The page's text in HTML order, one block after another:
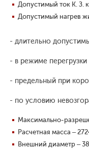
Допустимый ток К. З.
Допустимый нагрев
- длительно
- в режиме перегрузки
- предельный при
- по условию
Максимально-
Расчетная масса –
Внешний диаметр –